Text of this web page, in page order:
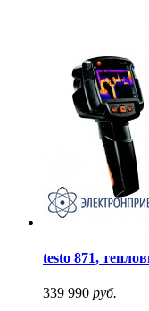
testo 871,
339 990 руб.